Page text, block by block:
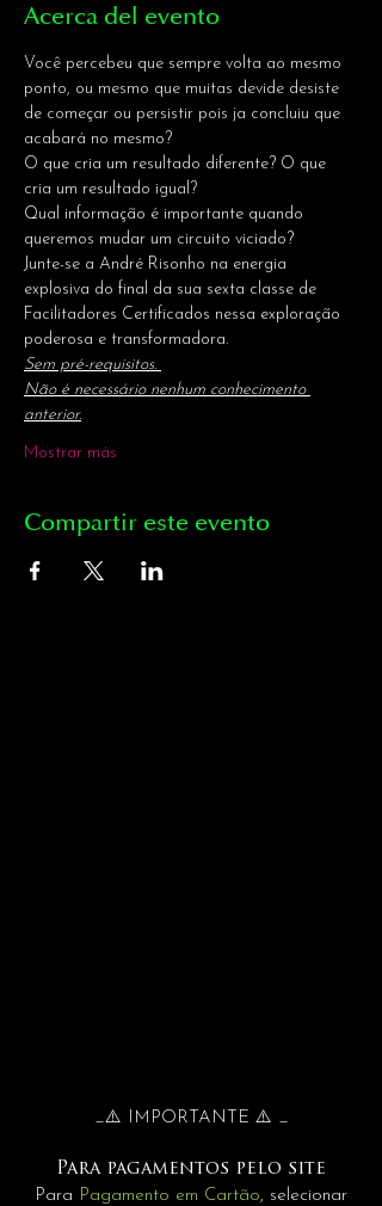
Acerca del evento
Você percebeu que sempre volta ao mesmo
ponto, ou mesmo que muitas devide desiste
de começar ou persistir pois ja concluiu que
acabará no mesmo?
O que cria um resultado diferente? O que
cria um resultado igual?
Qual informação é importante quando
queremos mudar um circuito viciado?
Junte-se a André Risonho na energia
explosiva do final da sua sexta classe de
Facilitadores Certificados nessa exploração
poderosa e transformadora.
Sem pré-requisitos.
Não é necessário nenhum conhecimento
anterior.
Mostrar más
Compartir este evento
_⚠️ IMPORTANTE ⚠️ _
Para pagamentos pelo site
Para Pagamento em Cartão, selecionar